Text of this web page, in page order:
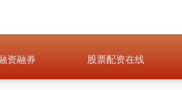
资融券 股票配资在线